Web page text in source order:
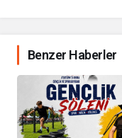
Benzer Haberler